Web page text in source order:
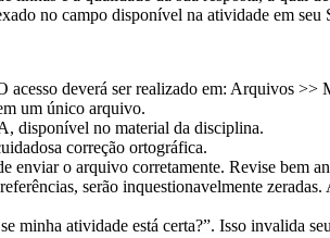
no campo disponível na atividade em seu
deverá ser realizado em: Arquivos
um único arquivo.
disponível no material da disciplina.
correção ortográfica.
enviar o arquivo corretamente. Revise bem
serão inquestionavelmente
atividade está certa?”. Isso invalida